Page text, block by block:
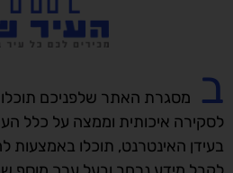
ב
מסגרת האתר שלפניכם
לסקירה איכותית וממצה על כלל
בעידן האינטרנט, תוכלו באמצעות